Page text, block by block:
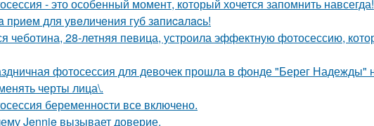
- это особенный момент, который хочется запомнить навсегда!
пpиeм для увeличeния губ зaпиcaлacь!
чеботина, 28-летняя певица, устроила эффектную фотосессию,
фотосессия для девочек прошла в фонде "Берег Надежды"
черты лица\.
беременности все включено.
Jennie вызывает доверие.